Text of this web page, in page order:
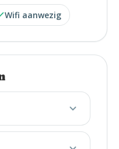
Wifi aanwezig